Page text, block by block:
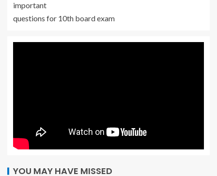
important
questions for 10th board exam
YOU MAY HAVE MISSED